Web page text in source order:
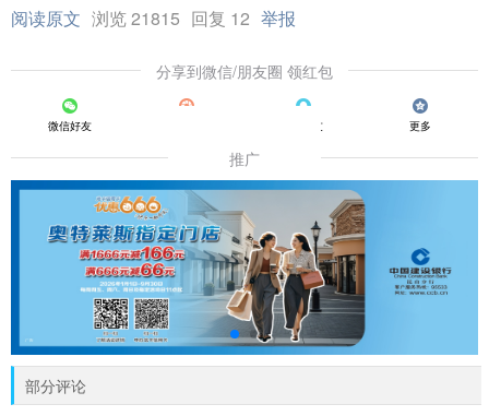
阅读原文 浏览 21815 回复 12 举报
分享到微信/朋友圈 领红包
微信好友 QQ好友 更多
推广
部分评论